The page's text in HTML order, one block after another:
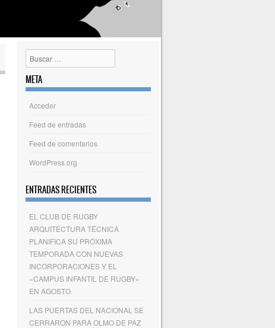
Buscar
META
Acceder
Feed de entradas
Feed de comentarios
WordPress.org
ENTRADAS RECIENTES
EL CLUB DE RUGBY
ARQUITECTURA TÉCNICA
PLANIFICA SU PRÓXIMA
TEMPORADA CON NUEVAS
INCORPORACIONES Y EL
«CAMPUS INFANTIL DE RUGBY»
EN AGOSTO
LAS PUERTAS DEL NACIONAL SE
CERRARON PARA OLMO DE PAZ